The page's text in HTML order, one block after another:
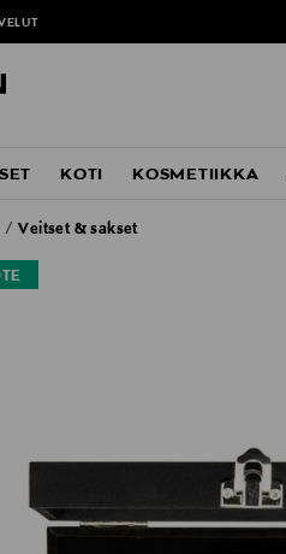
KOTI KOSMETIIKKA
Veitset & sakset